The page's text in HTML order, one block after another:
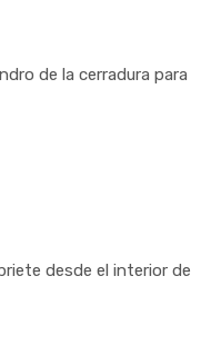
de la cerradura para
desde el interior de